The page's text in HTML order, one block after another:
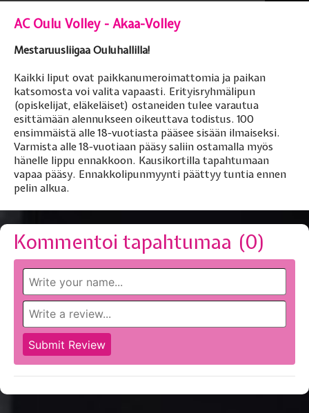
AC Oulu Volley - Akaa-Volley
Mestaruusliigaa Ouluhallilla!
Kaikki liput ovat paikkanumeroimattomia ja paikan
katsomosta voi valita vapaasti. Erityisryhmälipun
(opiskelijat, eläkeläiset) ostaneiden tulee varautua
esittämään alennukseen oikeuttava todistus. 100
ensimmäistä alle 18-vuotiasta pääsee sisään ilmaiseksi.
Varmista alle 18-vuotiaan pääsy saliin ostamalla myös
hänelle lippu ennakkoon. Kausikortilla tapahtumaan
vapaa pääsy. Ennakkolipunmyynti päättyy tuntia ennen
pelin alkua.
Kommentoi tapahtumaa (0)